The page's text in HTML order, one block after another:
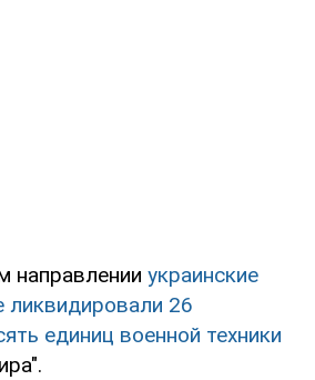
направлении украинские
26
единиц военной техники